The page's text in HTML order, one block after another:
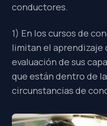
conductores.
1) En los cursos de
limitan el aprendizaje
evaluación de sus
que están dentro de
circunstancias de